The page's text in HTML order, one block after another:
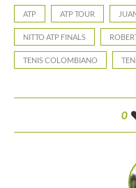
ATP ATP TOUR
NITTO ATP FINALS
TENIS COLOMBIANO
0